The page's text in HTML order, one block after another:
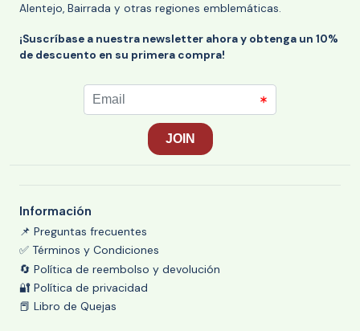
Alentejo, Bairrada y otras regiones emblemáticas.
¡Suscríbase a nuestra newsletter ahora y obtenga un 10%
de descuento en su primera compra!
Información
📌 Preguntas frecuentes
✅ Términos y Condiciones
🔄 Política de reembolso y devolución
🔐 Política de privacidad
📕 Libro de Quejas